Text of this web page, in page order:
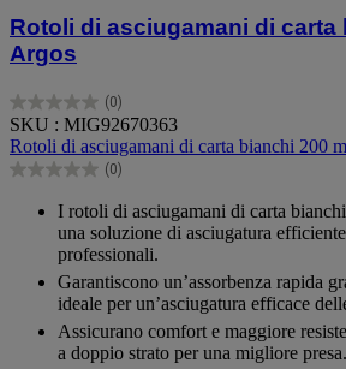
Rotoli di asciugamani di carta
Argos
(0)
0.0
su
5
stelle.
SKU : MIG92670363
Rotoli di asciugamani di carta bianchi 200
(0)
0.0
I rotoli di asciugamani di carta
una soluzione di asciugatura
professionali.
Garantiscono un’assorbenza rapida
ideale per un’asciugatura efficace
Assicurano comfort e maggiore
a doppio strato per una migliore presa.